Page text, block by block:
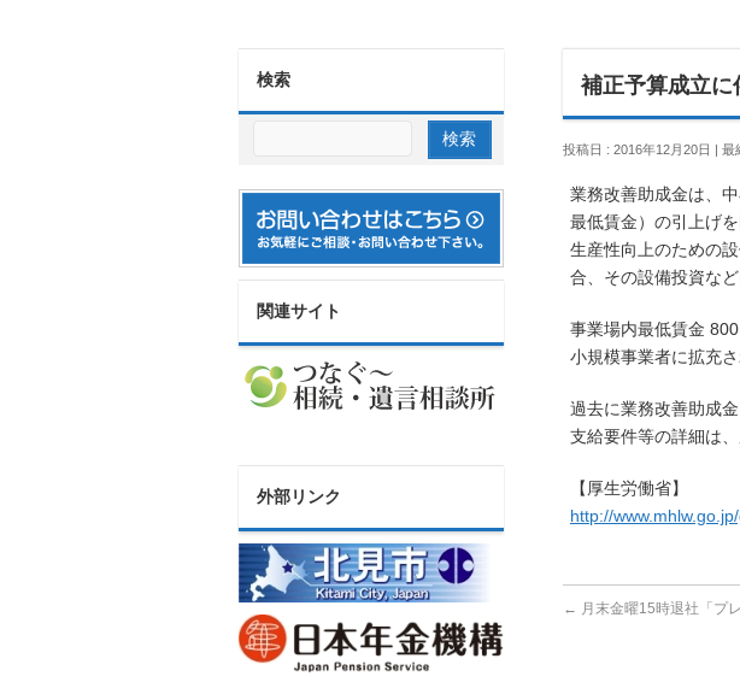
補正予算成立に
投稿日 : 2016年12月20日 最
業務改善助成金は、
最低賃金）の引上げ
生産性向上のための
合、その設備投資な
事業場内最低賃金
小規模事業者に拡充さ
過去に業務改善助成
支給要件等の詳細は
【厚生労働省】
http://
← 月末金曜15時退社「プ
検索
関連サイト
外部リンク